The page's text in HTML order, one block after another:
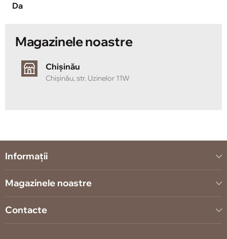
Da
Magazinele noastre
Chișinău
Chișinău, str. Uzinelor 11W
Informații
Magazinele noastre
Contacte